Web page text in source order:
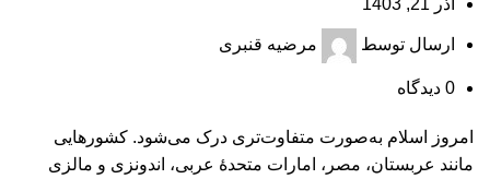
ارسال توسط مرضیه قنبری
0 دیدگاه
امروز اسلام به‌صورت متفاوت‌تری درک می‌شود. کشورهایی
مانند عربستان، مصر، امارات متحدۀ عربی، اندونزی و مالزی